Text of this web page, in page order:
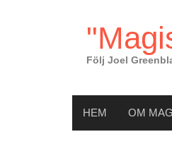
Följ Joel
HEM OM